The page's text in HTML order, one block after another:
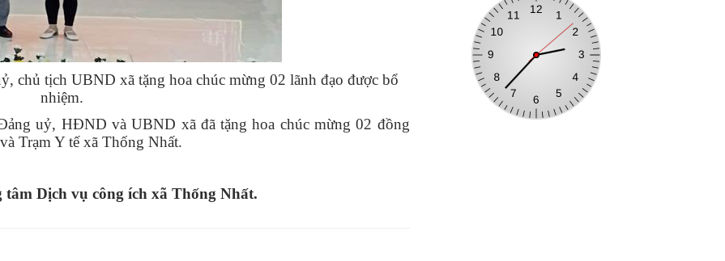
chủ tịch UBND xã tặng hoa chúc mừng 02 lãnh đạo được bổ
nhiệm.
uỷ, HĐND và UBND xã đã tặng hoa chúc mừng 02 đồng
Trạm Y tế xã Thống Nhất.
Dịch vụ công ích xã Thống Nhất.